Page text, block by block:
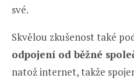
své.
Skvělou zkušenost také
odpojení od běžné
natož internet, takže